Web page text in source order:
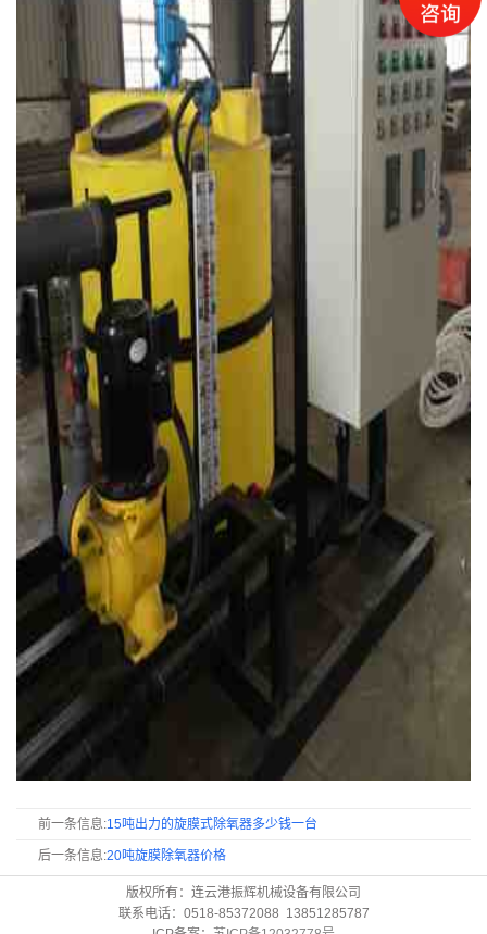
前一条信息:15吨出力的旋膜式除氧器多少钱一台
后一条信息:20吨旋膜除氧器价格
版权所有：连云港振辉机械设备有限公司
联系电话：0518-85372088 13851285787